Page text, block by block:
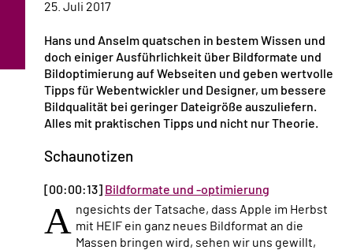
25. Juli 2017
Hans und Anselm quatschen in bestem Wissen und
doch einiger Ausführlichkeit über Bildformate und
Bildoptimierung auf Webseiten und geben wertvolle
Tipps für Webentwickler und Designer, um bessere
Bildqualität bei geringer Dateigröße auszuliefern.
Alles mit praktischen Tipps und nicht nur Theorie.
Schaunotizen
[00:00:13] Bildformate und -optimierung
A ngesichts der Tatsache, dass Apple im Herbst
mit HEIF ein ganz neues Bildformat an die
Massen bringen wird, sehen wir uns gewillt,